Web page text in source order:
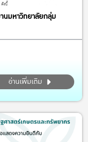
นมหาวิทยาลัยกลุ่ม
อ่านเพิ่มเติม